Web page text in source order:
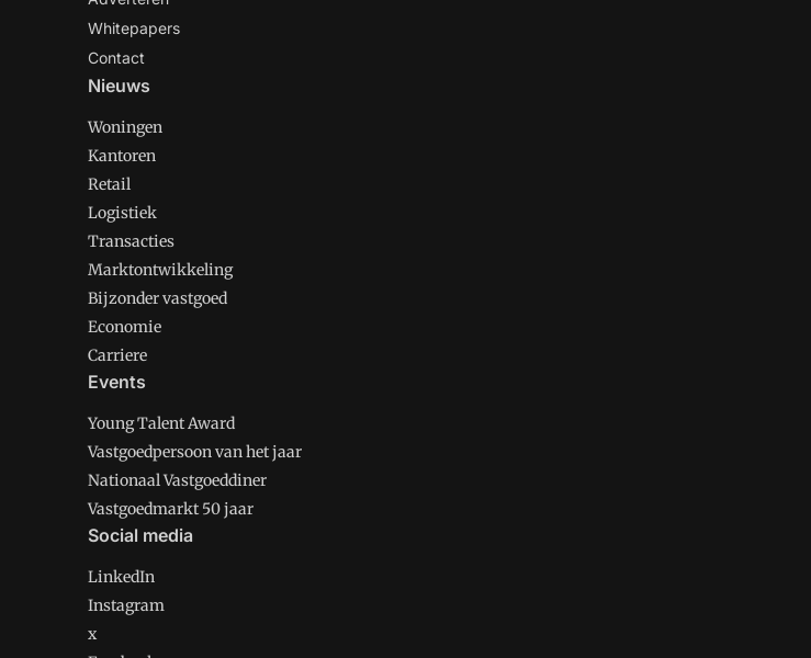
Whitepapers
Contact
Nieuws
Woningen
Kantoren
Retail
Logistiek
Transacties
Marktontwikkeling
Bijzonder vastgoed
Economie
Carriere
Events
Young Talent Award
Vastgoedpersoon van het jaar
Nationaal Vastgoeddiner
Vastgoedmarkt 50 jaar
Social media
LinkedIn
Instagram
x